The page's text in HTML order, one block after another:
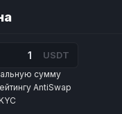
RUB ЮMoney
КРИПТОБИРЖ
USDT
сумму
AntiSwap